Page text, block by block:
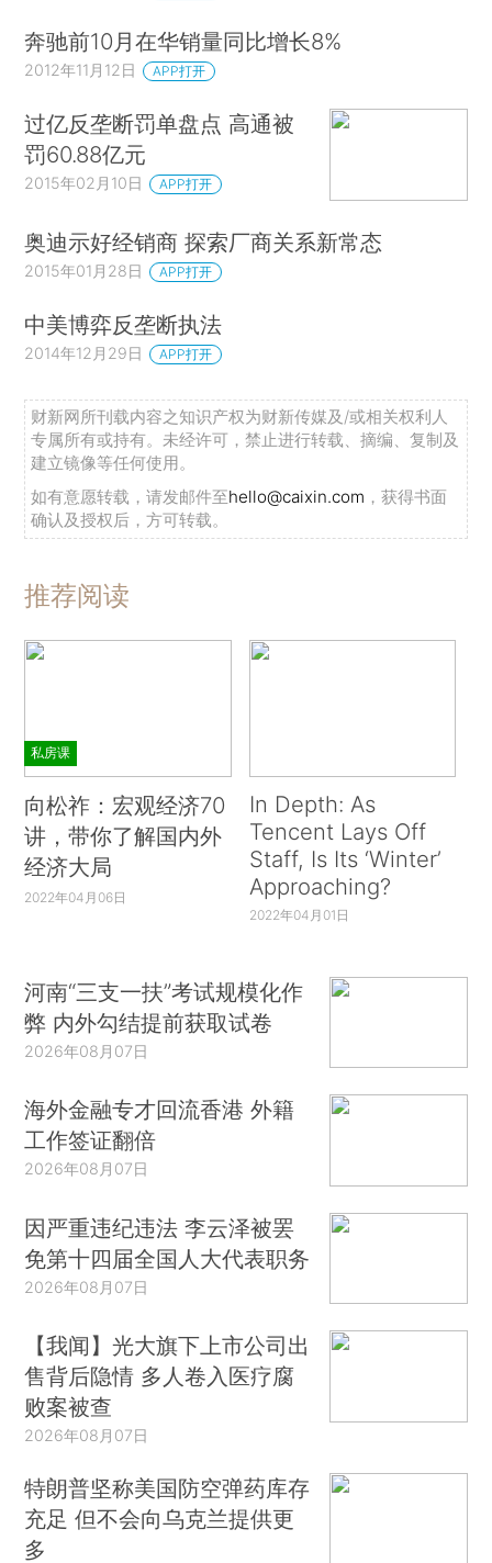
奔驰前10月在华销量同比增长8%
2012年11月12日 APP打开
过亿反垄断罚单盘点 高通被
罚60.88亿元
2015年02月10日 APP打开
奥迪示好经销商 探索厂商关系新常态
2015年01月28日 APP打开
中美博弈反垄断执法
2014年12月29日 APP打开
财新网所刊载内容之知识产权为财新传媒及/或相关权利人
专属所有或持有。未经许可，禁止进行转载、摘编、复制及
建立镜像等任何使用。
如有意愿转载，请发邮件至hello@caixin.com ，获得书面
确认及授权后，方可转载。
推荐阅读
私房课
向松祚：宏观经济70
讲，带你了解国内外
经济大局
2022年04月06日
In Depth: As
Tencent Lays Off
Staff, Is Its ‘Winter’
Approaching?
2022年04月01日
河南“三支一扶”考试规模化作
弊 内外勾结提前获取试卷
2026年08月07日
海外金融专才回流香港 外籍
工作签证翻倍
2026年08月07日
因严重违纪违法 李云泽被罢
免第十四届全国人大代表职务
2026年08月07日
【我闻】光大旗下上市公司出
售背后隐情 多人卷入医疗腐
败案被查
2026年08月07日
特朗普坚称美国防空弹药库存
充足 但不会向乌克兰提供更
多